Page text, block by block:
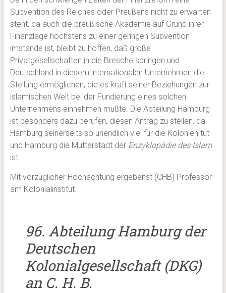
Subvention des Reiches oder Preußens nicht zu erwarten
steht, da auch die preußische Akademie auf Grund ihrer
Finanzlage höchstens zu einer geringen Subvention
imstande ist, bleibt zu hoffen, daß große
Privatgesellschaften in die Bresche springen und
Deutschland in diesem internationalen Unternehmen die
Stellung ermöglichen, die es kraft seiner Beziehungen zur
islamischen Welt bei der Fundierung eines solchen
Unternehmens einnehmen müßte. Die Abteilung Hamburg
ist besonders dazu berufen, diesen Antrag zu stellen, da
Hamburg seinerseits so unendlich viel für die Kolonien tut
und Hamburg die Mutterstadt der Enzyklopädie des Islam
ist.
Mit vorzüglicher Hochachtung ergebenst (CHB) Professor
am Kolonialinstitut.
96. Abteilung Hamburg der
Deutschen
Kolonialgesellschaft (DKG)
an C. H. B.